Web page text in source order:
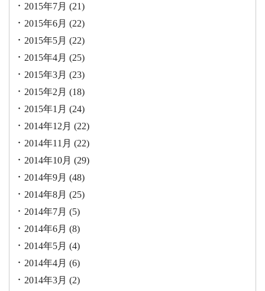
2015年7月 (21)
2015年6月 (22)
2015年5月 (22)
2015年4月 (25)
2015年3月 (23)
2015年2月 (18)
2015年1月 (24)
2014年12月 (22)
2014年11月 (22)
2014年10月 (29)
2014年9月 (48)
2014年8月 (25)
2014年7月 (5)
2014年6月 (8)
2014年5月 (4)
2014年4月 (6)
2014年3月 (2)